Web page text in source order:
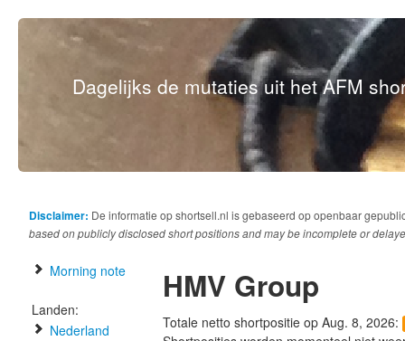
Dagelijks de mutaties uit het AFM
Disclaimer: De informatie op shortsell.nl is gebaseerd op openbaar
based on publicly disclosed short positions and may be incomplete or
Morning note
Landen:
Nederland
HMV Group
Totale netto shortpositie op Aug. 8, 2026: